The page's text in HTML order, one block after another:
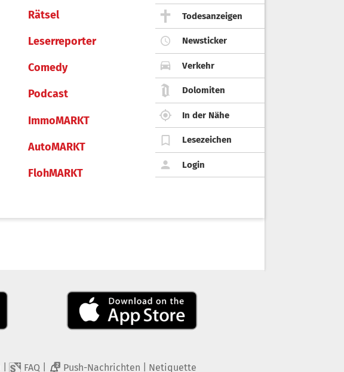
Rätsel
Leserreporter
Comedy
Podcast
ImmoMARKT
AutoMARKT
FlohMARKT
Todesanzeigen
Newsticker
Verkehr
Dolomiten
In der Nähe
Lesezeichen
Login
FAQ 2 Push-Nachrichten Netiquette